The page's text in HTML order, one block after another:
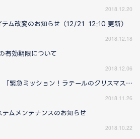
2018.12.20
テム改変のお知らせ（12/21 12:10 更新）
2018.12.18
有効期限について
2018.12.06
【修正】「緊急ミッション！ラテールのクリスマスを救え！」イベントに関して(11/29 14:15更新)
2018.11.26
テムメンテナンスのお知らせ
2018.10.22